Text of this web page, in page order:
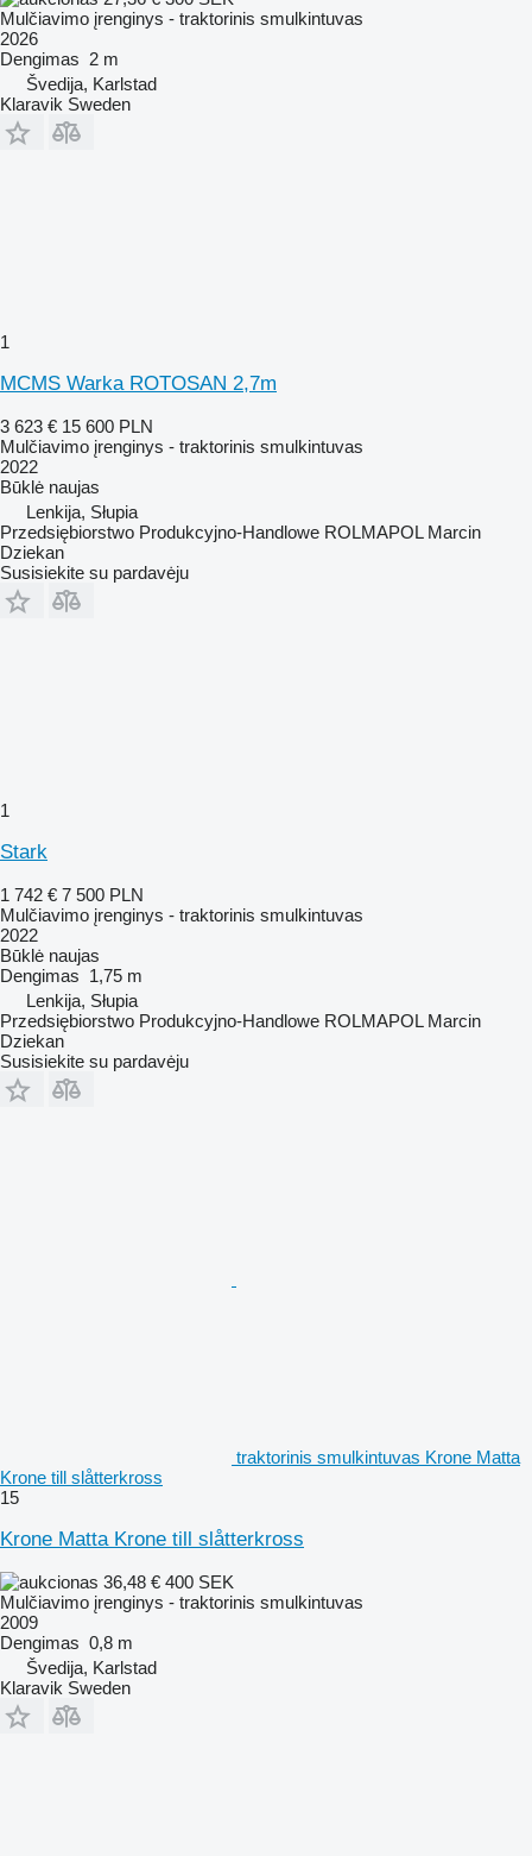
Mulčiavimo įrenginys - traktorinis smulkintuvas
2026
Dengimas 2 m
Švedija, Karlstad
Klaravik Sweden
1
MCMS Warka ROTOSAN 2,7m
3 623 € 15 600 PLN
Mulčiavimo įrenginys - traktorinis smulkintuvas
2022
Būklė naujas
Lenkija, Słupia
Przedsiębiorstwo Produkcyjno-Handlowe ROLMAPOL Marcin
Dziekan
Susisiekite su pardavėju
1
Stark
1 742 € 7 500 PLN
Mulčiavimo įrenginys - traktorinis smulkintuvas
2022
Būklė naujas
Dengimas 1,75 m
Lenkija, Słupia
Przedsiębiorstwo Produkcyjno-Handlowe ROLMAPOL Marcin
Dziekan
Susisiekite su pardavėju
traktorinis smulkintuvas Krone Matta
Krone till slåtterkross
15
Krone Matta Krone till slåtterkross
36,48 € 400 SEK
Mulčiavimo įrenginys - traktorinis smulkintuvas
2009
Dengimas 0,8 m
Švedija, Karlstad
Klaravik Sweden